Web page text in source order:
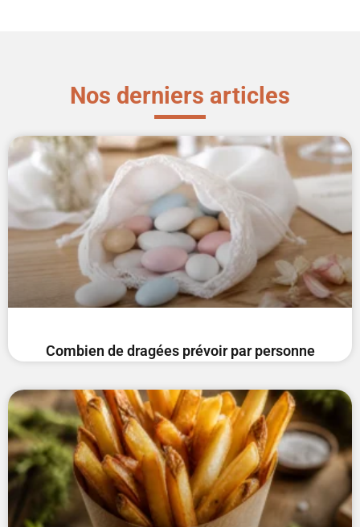
Nos derniers articles
Combien de dragées prévoir par personne